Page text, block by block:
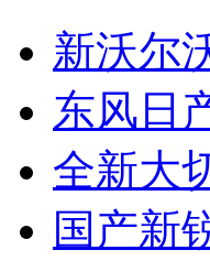
新沃尔
东风日
全新大
国产新